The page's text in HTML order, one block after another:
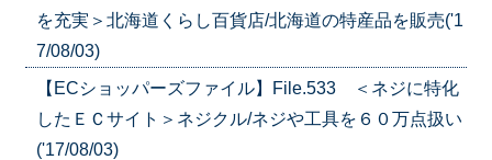
を充実＞北海道くらし百貨店/北海道の特産品を販売('1
7/08/03)
【ECショッパーズファイル】File.533 ＜ネジに特化
したＥＣサイト＞ネジクル/ネジや工具を６０万点扱い
('17/08/03)